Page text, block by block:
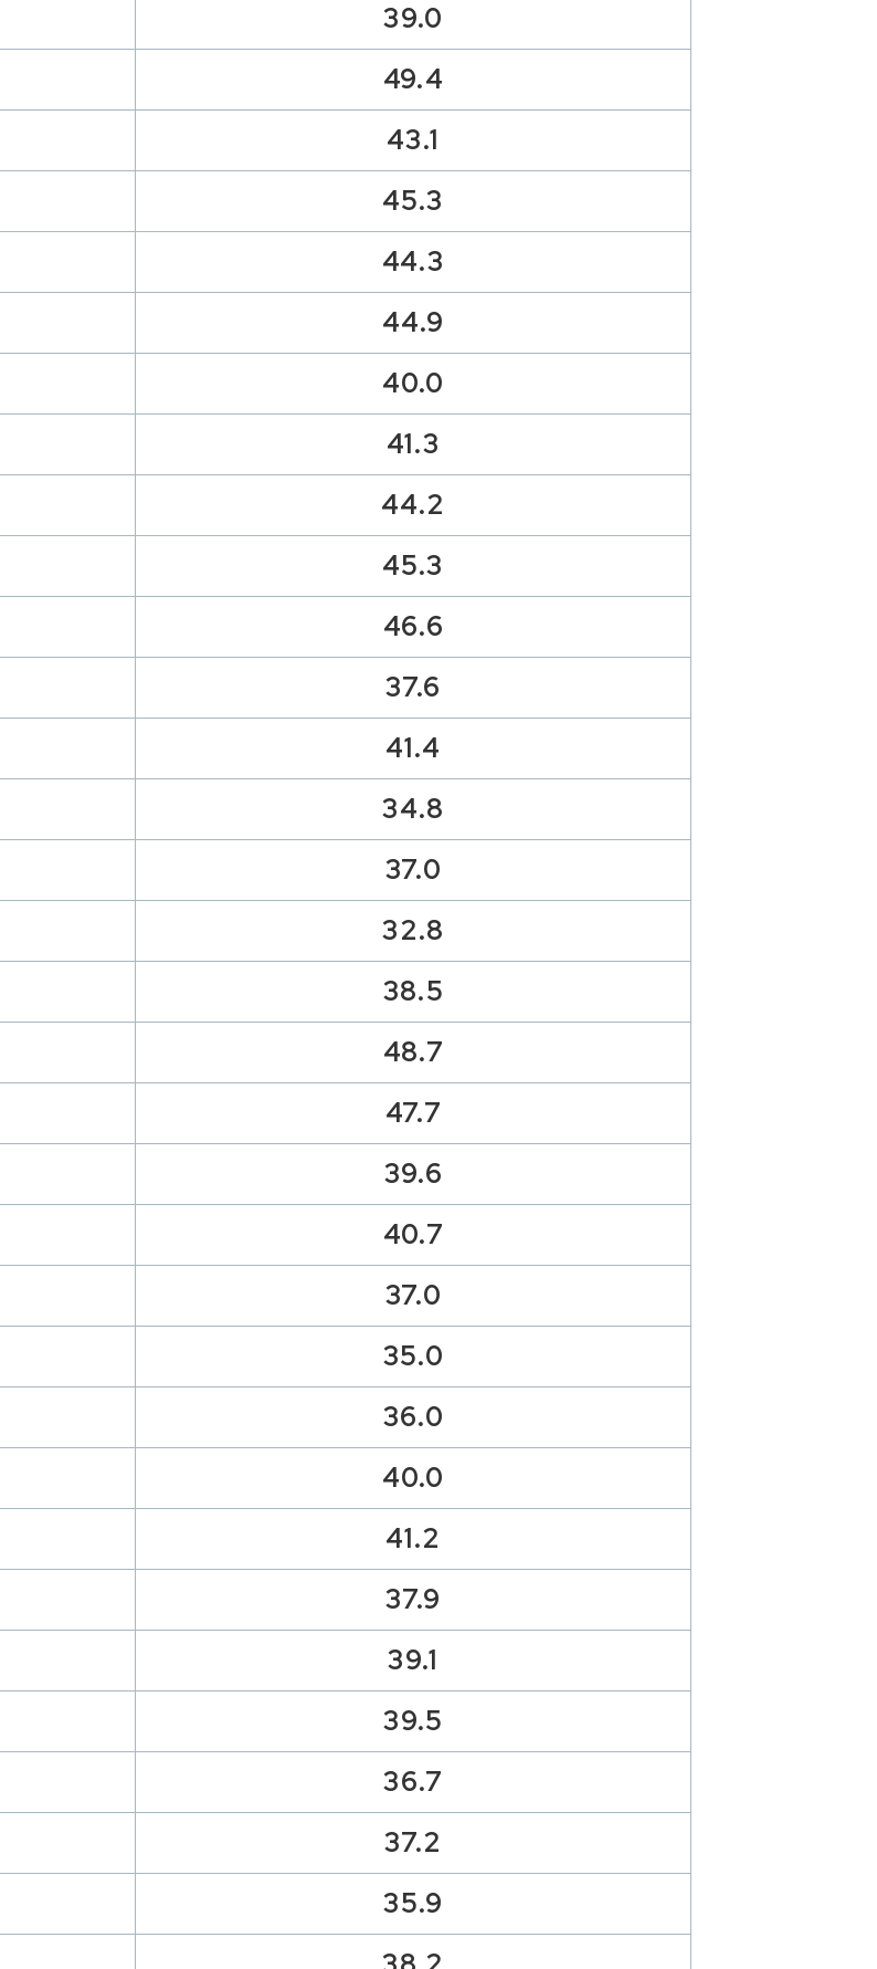
39.0
49.4
43.1
45.3
44.3
44.9
40.0
41.3
44.2
45.3
46.6
37.6
41.4
34.8
37.0
32.8
38.5
48.7
47.7
39.6
40.7
37.0
35.0
36.0
40.0
41.2
37.9
39.1
39.5
36.7
37.2
35.9